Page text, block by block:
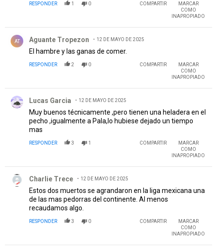
RESPONDER 1 0 COMPARTIR
MARCAR
COMO
INAPROPIADO
AT Aguante Tropezon 12 DE MAYO DE 2025
El hambre y las ganas de comer.
RESPONDER 2 0 COMPARTIR
MARCAR
COMO
INAPROPIADO
Lucas Garcia 12 DE MAYO DE 2025
Muy buenos técnicamente ,pero tienen una heladera en el
pecho ,igualmente a Pala,lo hubiese dejado un tiempo
mas
RESPONDER 3 1 COMPARTIR
MARCAR
COMO
INAPROPIADO
Charlie Trece 12 DE MAYO DE 2025
Estos dos muertos se agrandaron en la liga mexicana una
de las mas pedorras del continente. Al menos
recaudamos algo.
RESPONDER 3 0 COMPARTIR
MARCAR
COMO
INAPROPIADO